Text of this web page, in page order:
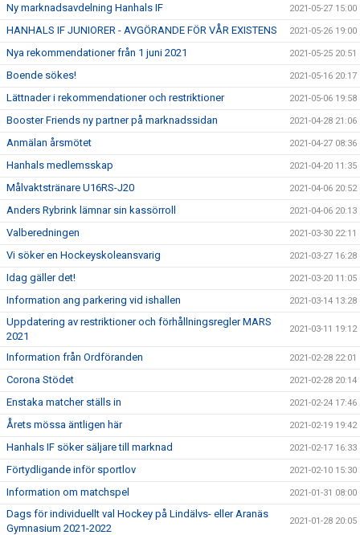
Ny marknadsavdelning Hanhals IF 2021-05-27 15:00
HANHALS IF JUNIORER - AVGÖRANDE FÖR VÅR EXISTENS 2021-05-26 19:00
Nya rekommendationer från 1 juni 2021 2021-05-25 20:51
Boende sökes! 2021-05-16 20:17
Lättnader i rekommendationer och restriktioner 2021-05-06 19:58
Booster Friends ny partner på marknadssidan 2021-04-28 21:06
Anmälan årsmötet 2021-04-27 08:36
Hanhals medlemsskap 2021-04-20 11:35
Målvaktstränare U16RS-J20 2021-04-06 20:52
Anders Rybrink lämnar sin kassörroll 2021-04-06 20:13
Valberedningen 2021-03-30 22:11
Vi söker en Hockeyskoleansvarig 2021-03-27 16:28
Idag gäller det! 2021-03-20 11:05
Information ang parkering vid ishallen 2021-03-14 13:28
Uppdatering av restriktioner och förhållningsregler MARS
2021
2021-03-11 19:12
Information från Ordföranden 2021-02-28 22:01
Corona Stödet 2021-02-28 20:14
Enstaka matcher ställs in 2021-02-24 17:46
Årets mössa äntligen här 2021-02-19 19:42
Hanhals IF söker säljare till marknad 2021-02-17 16:33
Förtydligande inför sportlov 2021-02-10 15:30
Information om matchspel 2021-01-31 08:00
Dags för individuellt val Hockey på Lindälvs- eller Aranäs
Gymnasium 2021-2022
2021-01-28 20:05